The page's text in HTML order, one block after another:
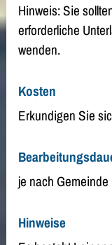
Hinweis: Sie
erforderliche
wenden.
Kosten
Erkundigen Sie
je nach
Hinweise